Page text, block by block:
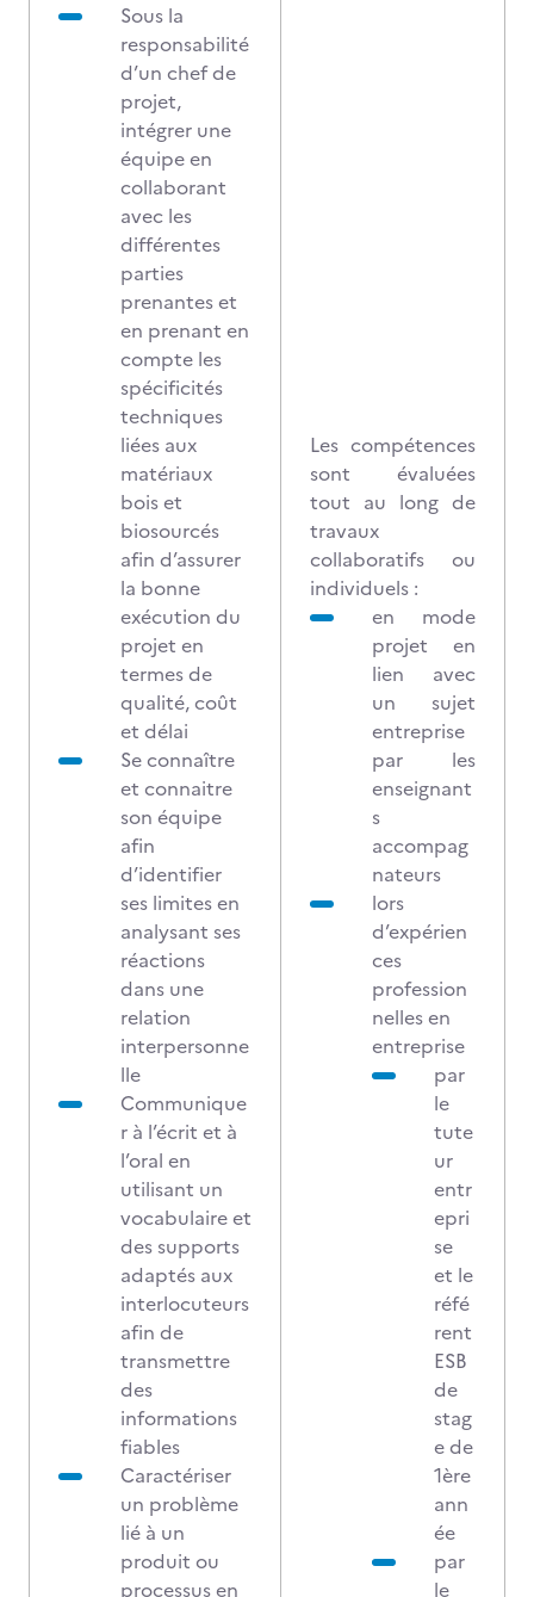
Sous la
responsabilité
d’un chef de
projet,
intégrer une
équipe en
collaborant
avec les
différentes
parties
prenantes et
en prenant en
compte les
spécificités
techniques
liées aux
matériaux
bois et
biosourcés
afin d’assurer
la bonne
exécution du
projet en
termes de
qualité, coût
et délai
Se connaître
et connaitre
son équipe
afin
d’identifier
ses limites en
analysant ses
réactions
dans une
relation
interpersonne
lle
Communique
r à l’écrit et à
l’oral en
utilisant un
vocabulaire et
des supports
adaptés aux
interlocuteurs
afin de
transmettre
des
informations
fiables
Caractériser
un problème
lié à un
produit ou
processus en
Les compétences
sont évaluées
tout au long de
travaux
collaboratifs ou
individuels :
en mode
projet en
lien avec
un sujet
entreprise
par les
enseignant
s
accompag
nateurs
lors
d’expérien
ces
profession
nelles en
entreprise
par
le
tute
ur
entr
epri
se
et le
réfé
rent
ESB
de
stag
e de
1ère
ann
ée
par
le